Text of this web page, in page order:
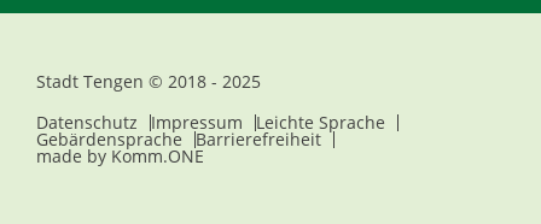
Stadt Tengen © 2018 - 2025
Datenschutz
Impressum Leichte Sprache
Gebärdensprache Barrierefreiheit
made by Komm.ONE